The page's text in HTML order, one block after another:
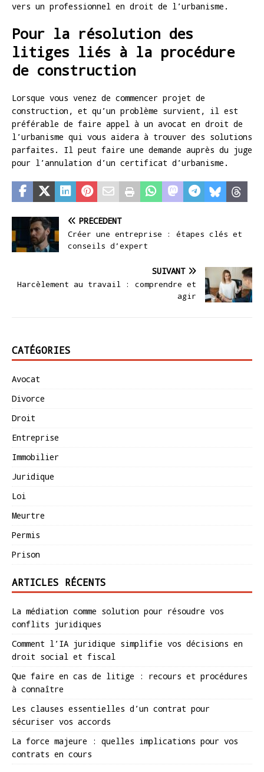
vers un professionnel en droit de l’urbanisme.
Pour la résolution des
litiges liés à la procédure
de construction
Lorsque vous venez de commencer projet de
construction, et qu’un problème survient, il est
préférable de faire appel à un avocat en droit de
l’urbanisme qui vous aidera à trouver des solutions
parfaites. Il peut faire une demande auprès du juge
pour l’annulation d’un certificat d’urbanisme.
PRÉCÉDENT
Créer une entreprise : étapes clés et
conseils d’expert
SUIVANT
Harcèlement au travail : comprendre et
agir
CATÉGORIES
Avocat
Divorce
Droit
Entreprise
Immobilier
Juridique
Loi
Meurtre
Permis
Prison
ARTICLES RÉCENTS
La médiation comme solution pour résoudre vos
conflits juridiques
Comment l’IA juridique simplifie vos décisions en
droit social et fiscal
Que faire en cas de litige : recours et procédures
à connaître
Les clauses essentielles d’un contrat pour
sécuriser vos accords
La force majeure : quelles implications pour vos
contrats en cours